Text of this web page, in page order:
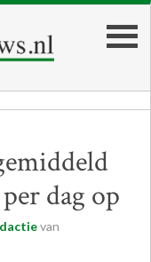
dag op
van